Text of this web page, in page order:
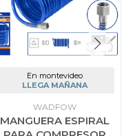
En montevideo
LLEGA MAÑANA
WADFOW
MANGUERA ESPIRAL